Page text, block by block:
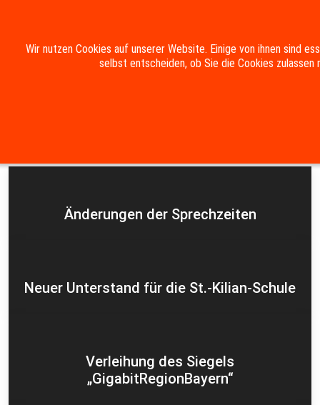
Impressum Datenschutzerklärung
Änderungen der Sprechzeiten
Neuer Unterstand für die St.-Kilian-Schule
Verleihung des Siegels
„GigabitRegionBayern“
Wir nutzen Cookies auf unserer Website. Einige von ihnen sind
selbst entscheiden, ob Sie die Cookies